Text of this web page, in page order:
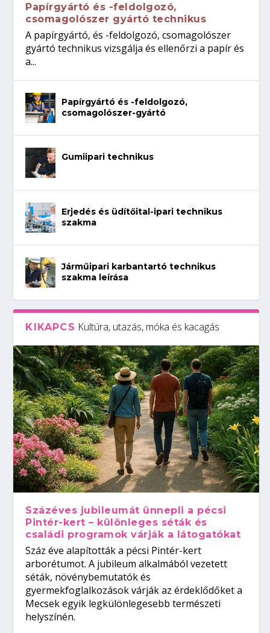
Papírgyártó és -feldolgozó,
csomagolószer gyártó technikus
A papírgyártó, és -feldolgozó, csomagolószer
gyártó technikus vizsgálja és ellenőrzi a papír és
a...
Papírgyártó és -feldolgozó,
csomagolószer-gyártó
Gumiipari technikus
Erjedés és üdítőital-ipari technikus
szakma
Járműipari karbantartó technikus
szakma leírása
KIKAPCS Kultúra, utazás, móka és kacagás
Százéves jubileumát ünnepli a pécsi
Pintér-kert – különleges séták és
családi programok várják a látogatókat
Száz éve alapították a pécsi Pintér-kert
arborétumot. A jubileum alkalmából vezetett
séták, növénybemutatók és
gyermekfoglalkozások várják az érdeklődőket a
Mecsek egyik legkülönlegesebb természeti
helyszínén.